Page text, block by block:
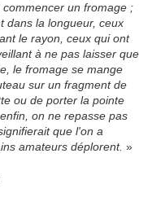
un fromage ;
dans la longueur, ceux
le rayon, ceux qui ont
à ne pas laisser que
le fromage se mange
sur un fragment de
ou de porter la pointe
on ne repasse pas
que l'on a
amateurs déplorent. »